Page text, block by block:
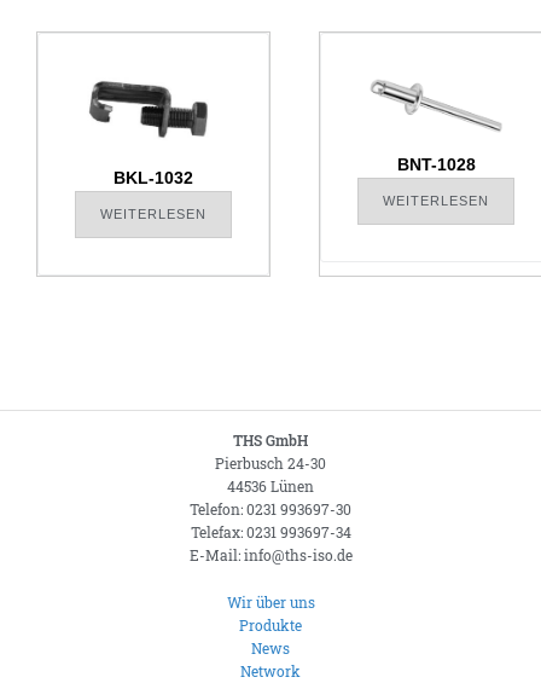
BKL-1032
WEITERLESEN
BNT-1028
WEITERLESEN
THS GmbH
Pierbusch 24-30
44536 Lünen
Telefon: 0231 993697-30
Telefax: 0231 993697-34
E-Mail: info@ths-iso.de
Wir über uns
Produkte
News
Network